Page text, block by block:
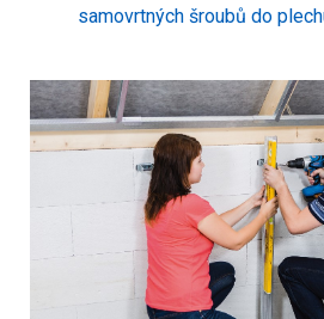
samovrtných šroubů do